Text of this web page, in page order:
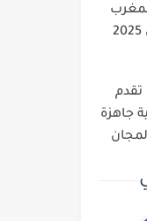
جاهزة